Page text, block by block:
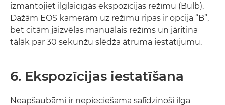
izmantojiet ilglaicīgās ekspozīcijas režīmu (Bulb).
Dažām EOS kamerām uz režīmu ripas ir opcija “B”,
bet citām jāizvēlas manuālais režīms un jāritina
tālāk par 30 sekunžu slēdža ātruma iestatījumu.
6. Ekspozīcijas iestatīšana
Neapšaubāmi ir nepieciešama salīdzinoši ilga